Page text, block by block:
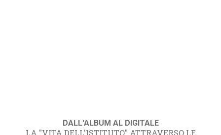
DALL'ALBUM AL DIGITALE
LA "VITA DELL'ISTITUTO" ATTRAVERSO LE